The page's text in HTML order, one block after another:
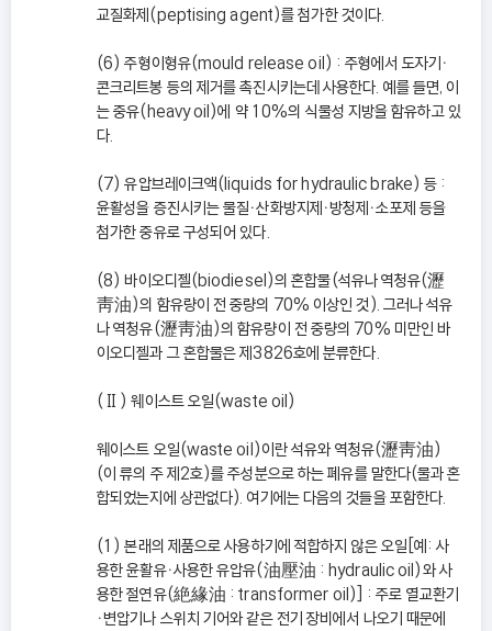
교질화제(peptising agent)를 첨가한 것이다.
(6) 주형이형유(mould release oil) : 주형에서 도자기ㆍ
콘크리트봉 등의 제거를 촉진시키는데 사용한다. 예를 들면, 이
는 중유(heavy oil)에 약 10%의 식물성 지방을 함유하고 있
다.
(7) 유압브레이크액(liquids for hydraulic brake) 등 :
윤활성을 증진시키는 물질ㆍ산화방지제ㆍ방청제ㆍ소포제 등을
첨가한 중유로 구성되어 있다.
(8) 바이오디젤(biodiesel)의 혼합물(석유나 역청유(瀝
靑油)의 함유량이 전 중량의 70% 이상인 것). 그러나 석유
나 역청유(瀝靑油)의 함유량이 전 중량의 70% 미만인 바
이오디젤과 그 혼합물은 제3826호에 분류한다.
(Ⅱ) 웨이스트 오일(waste oil)
웨이스트 오일(waste oil)이란 석유와 역청유(瀝靑油)
(이 류의 주 제2호)를 주성분으로 하는 폐유를 말한다(물과 혼
합되었는지에 상관없다). 여기에는 다음의 것들을 포함한다.
(1) 본래의 제품으로 사용하기에 적합하지 않은 오일[예: 사
용한 윤활유ㆍ사용한 유압유(油壓油 : hydraulic oil)와 사
용한 절연유(絶緣油 : transformer oil)] : 주로 열교환기
ㆍ변압기나 스위치 기어와 같은 전기 장비에서 나오기 때문에